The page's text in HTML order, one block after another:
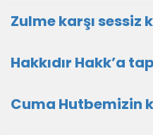
Zulme karşı sessiz
Hakkıdır Hakk’a
Cuma Hutbemizin